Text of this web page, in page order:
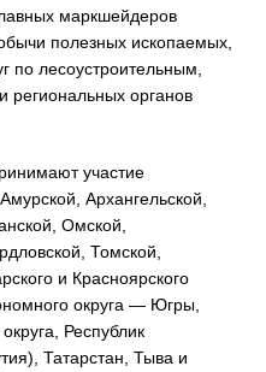
маркшейдеров
полезных ископаемых,
по лесоустроительным,
региональных органов
участие
Архангельской,
Омской,
Томской,
и Красноярского
округа — Югры,
Республик
Татарстан, Тыва и